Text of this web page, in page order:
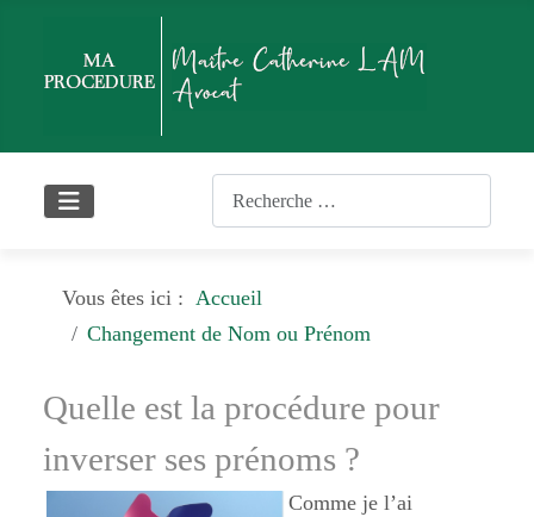
Rechercher
Vous êtes ici : Accueil
Changement de Nom ou Prénom
Quelle est la procédure pour
inverser ses prénoms ?
Comme je l’ai